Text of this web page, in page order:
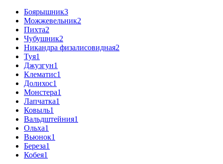
Боярышник3
Можжевельник2
Пихта2
Чубушник2
Никандра физалисовидная2
Туя1
Джузгун1
Клематис1
Долихос1
Монстера1
Лапчатка1
Ковыль1
Вальдштейния1
Ольха1
Вьюнок1
Береза1
Кобея1